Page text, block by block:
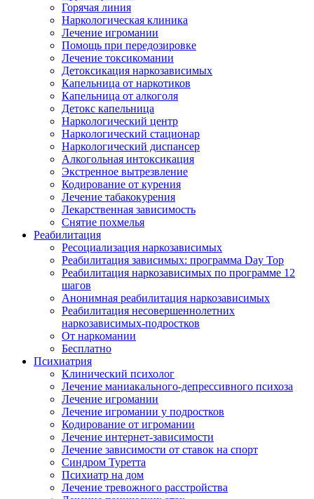
Горячая линия
Наркологическая клиника
Лечение игромании
Помощь при передозировке
Лечение токсикомании
Детоксикация наркозависимых
Капельница от наркотиков
Капельница от алкоголя
Детокс капельница
Наркологический центр
Наркологический стационар
Наркологический диспансер
Алкогольная интоксикация
Экстренное вытрезвление
Кодирование от курения
Лечение табакокурения
Лекарственная зависимость
Снятие похмелья
Реабилитация
Ресоциализация наркозависимых
Реабилитация зависимых: программа Day Top
Реабилитация наркозависимых по программе 12
шагов
Анонимная реабилитация наркозависимых
Реабилитация несовершеннолетних
наркозависимых-подростков
От наркомании
Бесплатно
Психиатрия
Клинический психолог
Лечение маниакального-депрессивного психоза
Лечение игромании
Лечение игромании у подростков
Кодирование от игромании
Лечение интернет-зависимости
Лечение зависимости от ставок на спорт
Синдром Туретта
Психиатр на дом
Лечение тревожного расстройства